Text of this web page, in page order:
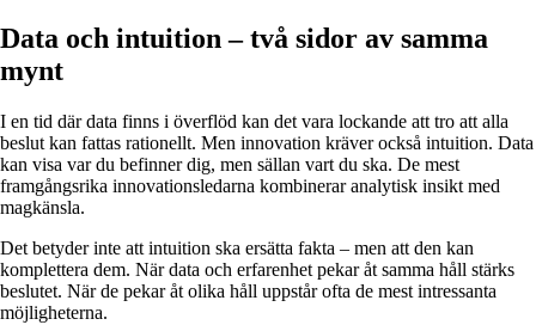
Data och intuition – två sidor av samma
mynt
I en tid där data finns i överflöd kan det vara lockande att tro att alla
beslut kan fattas rationellt. Men innovation kräver också intuition. Data
kan visa var du befinner dig, men sällan vart du ska. De mest
framgångsrika innovationsledarna kombinerar analytisk insikt med
magkänsla.
Det betyder inte att intuition ska ersätta fakta – men att den kan
komplettera dem. När data och erfarenhet pekar åt samma håll stärks
beslutet. När de pekar åt olika håll uppstår ofta de mest intressanta
möjligheterna.